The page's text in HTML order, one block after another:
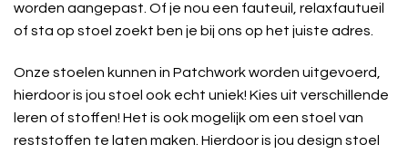
worden aangepast. Of je nou een fauteuil, relaxfautueil
of sta op stoel zoekt ben je bij ons op het juiste adres.
Onze stoelen kunnen in Patchwork worden uitgevoerd,
hierdoor is jou stoel ook echt uniek! Kies uit verschillende
leren of stoffen! Het is ook mogelijk om een stoel van
reststoffen te laten maken. Hierdoor is jou design stoel